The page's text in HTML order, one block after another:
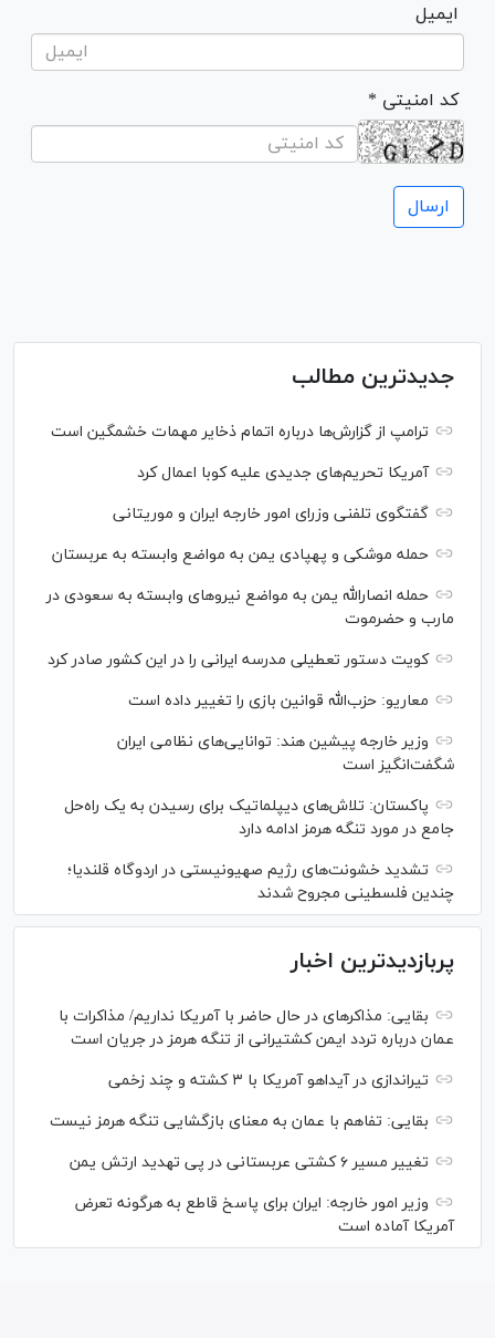
ایمیل
* کد امنیتی
جدیدترین مطالب
ترامپ از گزارش‌ها درباره اتمام ذخایر مهمات خشمگین است
آمریکا تحریم‌های جدیدی علیه کوبا اعمال کرد
گفتگوی تلفنی وزرای امور خارجه ایران و موریتانی
حمله موشکی و پهپادی یمن به مواضع وابسته به عربستان
حمله انصارالله یمن به مواضع نیرو‌های وابسته به سعودی در
مارب و حضرموت
کویت دستور تعطیلی مدرسه ایرانی را در این کشور صادر کرد
معاریو: حزب‌الله قوانین بازی را تغییر داده است
وزیر خارجه پیشین هند: توانایی‌های نظامی ایران
شگفت‌انگیز است
پاکستان: تلاش‌های دیپلماتیک برای رسیدن به یک راه‌حل
جامع در مورد تنگه هرمز ادامه دارد
تشدید خشونت‌های رژیم صهیونیستی در اردوگاه قلندیا؛
چندین فلسطینی مجروح شدند
پربازدیدترین اخبار
بقایی: مذاکره‎ای در حال حاضر با آمریکا نداریم/ مذاکرات با
عمان درباره تردد ایمن کشتیرانی از تنگه هرمز در جریان است
تیراندازی در آیداهو آمریکا با ۳ کشته و چند زخمی
بقایی: تفاهم با عمان به معنای بازگشایی تنگه هرمز نیست
تغییر مسیر ۶ کشتی عربستانی در پی تهدید ارتش یمن
وزیر امور خارجه: ایران برای پاسخ قاطع به هرگونه تعرض
آمریکا آماده است